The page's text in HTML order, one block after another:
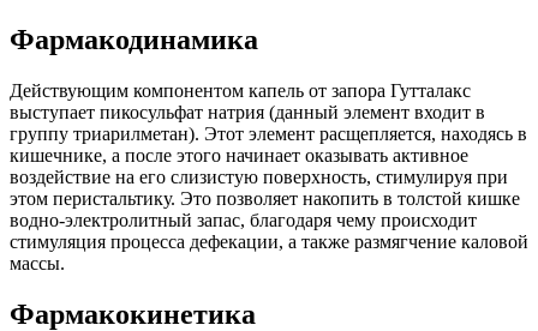
Фармакодинамика
Действующим компонентом капель от запора Гутталакс
выступает пикосульфат натрия (данный элемент входит в
группу триарилметан). Этот элемент расщепляется, находясь в
кишечнике, а после этого начинает оказывать активное
воздействие на его слизистую поверхность, стимулируя при
этом перистальтику. Это позволяет накопить в толстой кишке
водно-электролитный запас, благодаря чему происходит
стимуляция процесса дефекации, а также размягчение каловой
массы.
Фармакокинетика